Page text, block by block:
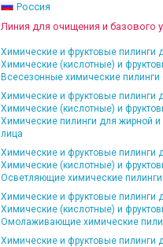
Россия
Линия для очищения и базового
Химические и фруктовые пилинги
Химические (кислотные) и
Всесезонные химические пилинги
Химические и фруктовые пилинги
Химические (кислотные) и
Химические пилинги для жирной
лица
Химические и фруктовые пилинги
Химические (кислотные) и
Осветляющие химические пилинги
Химические и фруктовые пилинги
Химические (кислотные) и
Омолаживающие химические
Химические и фруктовые пилинги